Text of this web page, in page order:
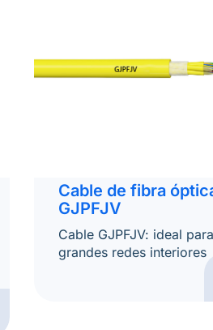
Cable de fibra
GJPFJV
Cable GJPFJV: ideal para
grandes redes interiores